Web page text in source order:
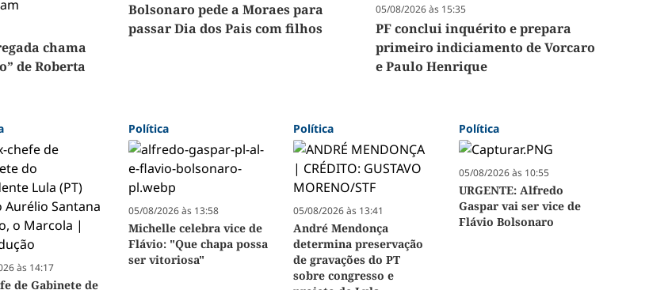
chama
de Roberta
Bolsonaro pede a Moraes para
passar Dia dos Pais com filhos
05/08/2026 às 15:35
PF conclui inquérito e prepara
primeiro indiciamento de Vorcaro
e Paulo Henrique
às 14:17
de Gabinete de
Política
05/08/2026 às 13:58
Michelle celebra vice de
Flávio: "Que chapa possa
ser vitoriosa"
Política
05/08/2026 às 13:41
André Mendonça
determina preservação
de gravações do PT
sobre congresso e
Política
05/08/2026 às 10:55
URGENTE: Alfredo
Gaspar vai ser vice de
Flávio Bolsonaro